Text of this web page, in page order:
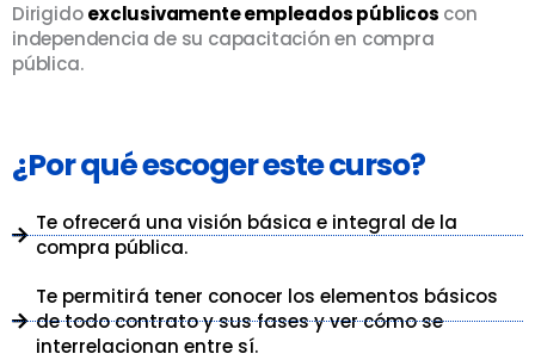
Dirigidoexclusivamente empleados públicos con
independencia de su capacitación en compra
pública.
¿Por qué escoger este curso?
Te ofrecerá una visión básica e integral de la
compra pública.
Te permitirá tener conocer los elementos básicos
de todo contrato y sus fases y ver cómo se
interrelacionan entre sí.